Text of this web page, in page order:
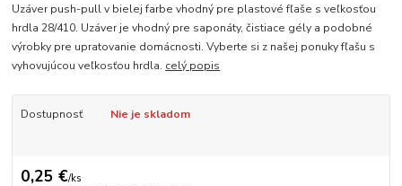
Uzáver push-pull v bielej farbe vhodný pre plastové fľaše s veľkosťou
hrdla 28/410. Uzáver je vhodný pre saponáty, čistiace gély a podobné
výrobky pre upratovanie domácnosti. Vyberte si z našej ponuky fľašu s
vyhovujúcou veľkosťou hrdla. celý popis
Dostupnosť Nie je skladom
0,25 €/ks